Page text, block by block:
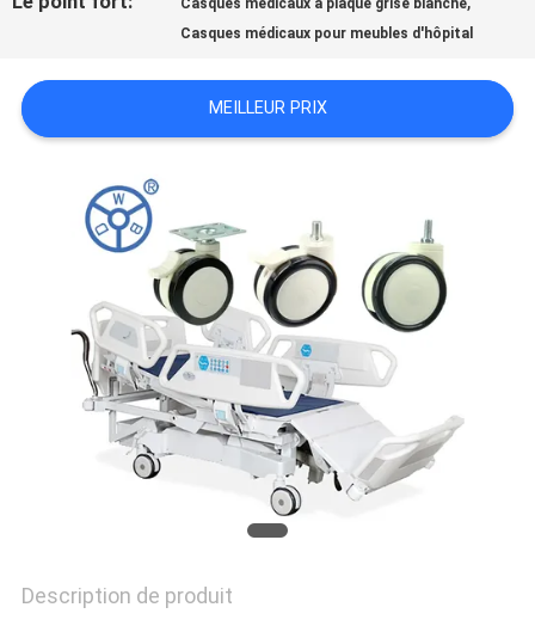
CONTACTEZ-
CITATION
PLAN
POLICY
Casques médicaux à plaque grise blanche
Casques médicaux pour meubles d'hôpital
MEILLEUR PRIX
Description de produit